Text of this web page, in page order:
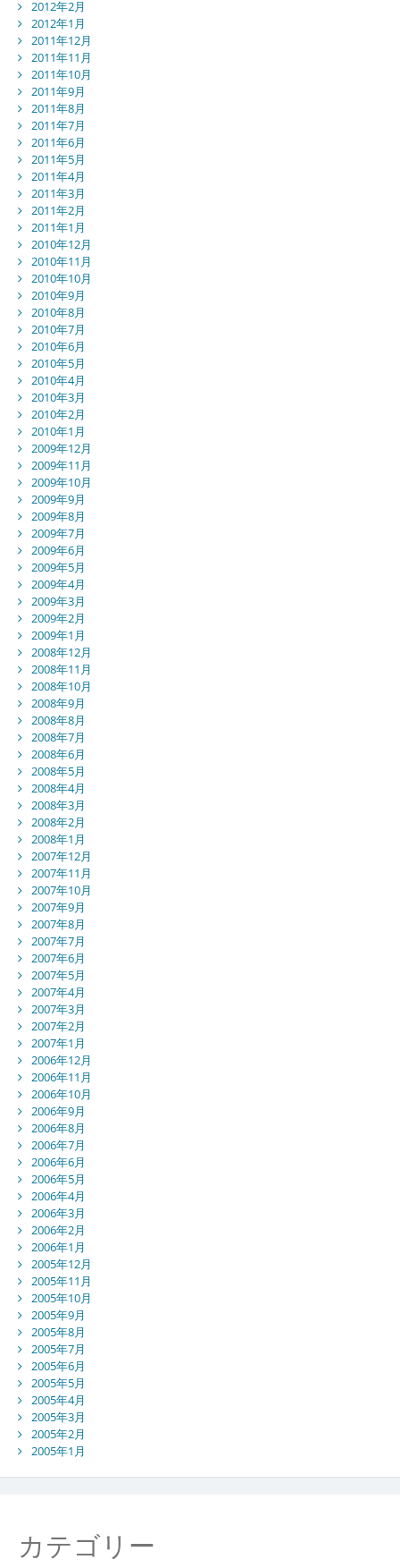
2012年2月
2012年1月
2011年12月
2011年11月
2011年10月
2011年9月
2011年8月
2011年7月
2011年6月
2011年5月
2011年4月
2011年3月
2011年2月
2011年1月
2010年12月
2010年11月
2010年10月
2010年9月
2010年8月
2010年7月
2010年6月
2010年5月
2010年4月
2010年3月
2010年2月
2010年1月
2009年12月
2009年11月
2009年10月
2009年9月
2009年8月
2009年7月
2009年6月
2009年5月
2009年4月
2009年3月
2009年2月
2009年1月
2008年12月
2008年11月
2008年10月
2008年9月
2008年8月
2008年7月
2008年6月
2008年5月
2008年4月
2008年3月
2008年2月
2008年1月
2007年12月
2007年11月
2007年10月
2007年9月
2007年8月
2007年7月
2007年6月
2007年5月
2007年4月
2007年3月
2007年2月
2007年1月
2006年12月
2006年11月
2006年10月
2006年9月
2006年8月
2006年7月
2006年6月
2006年5月
2006年4月
2006年3月
2006年2月
2006年1月
2005年12月
2005年11月
2005年10月
2005年9月
2005年8月
2005年7月
2005年6月
2005年5月
2005年4月
2005年3月
2005年2月
2005年1月
カテゴリー